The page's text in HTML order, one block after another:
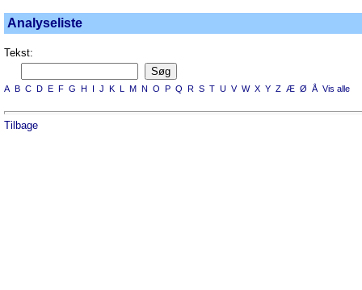
Analyseliste
Tekst:
A B C D E F G H I J K L M N O P Q R S T U V W X Y Z Æ Ø Å Vis alle
Tilbage